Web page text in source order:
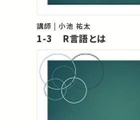
講師 | 小池 祐太
1-3 R言語とは